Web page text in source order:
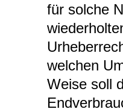
für solche
welchen
Weise soll